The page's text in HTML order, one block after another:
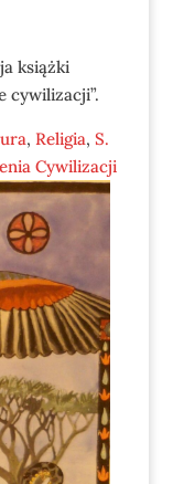
książki
cywilizacji”.
, Religia, S.
Cywilizacji